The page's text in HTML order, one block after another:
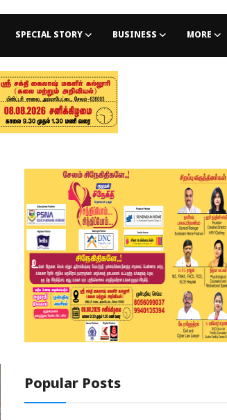
SPECIAL STORY BUSINESS MORE
Popular Posts